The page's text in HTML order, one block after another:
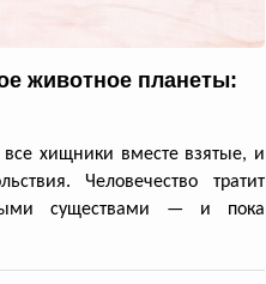
животное планеты:
хищники вместе взятые, и
Человечество тратит
существами — и пока